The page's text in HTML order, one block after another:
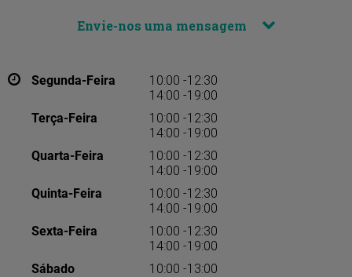
Envie-nos uma mensagem
Segunda-Feira
10:00 -12:30
14:00 -19:00
Terça-Feira
10:00 -12:30
14:00 -19:00
Quarta-Feira
10:00 -12:30
14:00 -19:00
Quinta-Feira
10:00 -12:30
14:00 -19:00
Sexta-Feira
10:00 -12:30
14:00 -19:00
Sábado
10:00 -13:00